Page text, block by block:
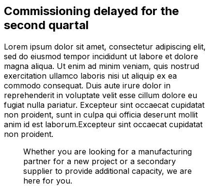
Commissioning delayed for the
second quartal
Lorem ipsum dolor sit amet, consectetur adipiscing elit,
sed do eiusmod tempor incididunt ut labore et dolore
magna aliqua. Ut enim ad minim veniam, quis nostrud
exercitation ullamco laboris nisi ut aliquip ex ea
commodo consequat. Duis aute irure dolor in
reprehenderit in voluptate velit esse cillum dolore eu
fugiat nulla pariatur. Excepteur sint occaecat cupidatat
non proident, sunt in culpa qui officia deserunt mollit
anim id est laborum.Excepteur sint occaecat cupidatat
non proident.
Whether you are looking for a manufacturing
partner for a new project or a secondary
supplier to provide additional capacity, we are
here for you.